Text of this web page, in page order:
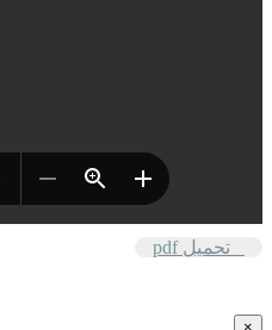
تحميل pdf